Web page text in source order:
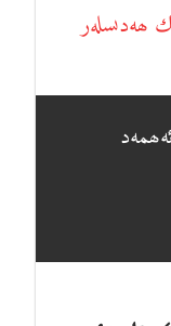
ھەدىسلەر